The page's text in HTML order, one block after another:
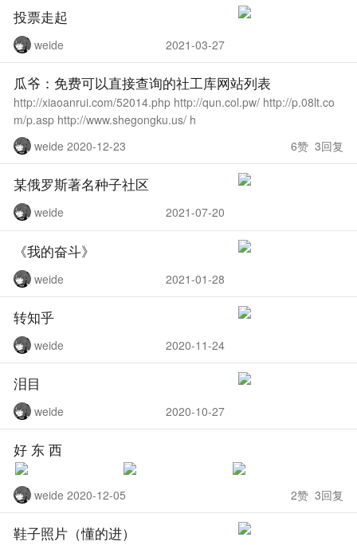
投票走起
weide 2021-03-27
瓜爷：免费可以直接查询的社工库网站列表
http://xiaoanrui.com/52014.php http://qun.col.pw/ http://p.08lt.co
m/p.asp http://www.shegongku.us/ h
weide 2020-12-23
6赞 3回复
某俄罗斯著名种子社区
weide 2021-07-20
《我的奋斗》
weide 2021-01-28
转知乎
weide 2020-11-24
泪目
weide 2020-10-27
好 东 西
weide 2020-12-05 2赞 3回复
鞋子照片（懂的进）